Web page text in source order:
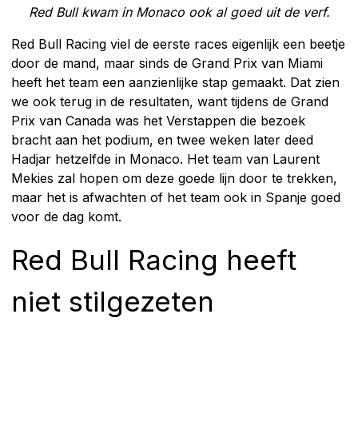
Red Bull kwam in Monaco ook al goed uit de verf.
Red Bull Racing viel de eerste races eigenlijk een beetje
door de mand, maar sinds de Grand Prix van Miami
heeft het team een aanzienlijke stap gemaakt. Dat zien
we ook terug in de resultaten, want tijdens de Grand
Prix van Canada was het Verstappen die bezoek
bracht aan het podium, en twee weken later deed
Hadjar hetzelfde in Monaco. Het team van Laurent
Mekies zal hopen om deze goede lijn door te trekken,
maar het is afwachten of het team ook in Spanje goed
voor de dag komt.
Red Bull Racing heeft
niet stilgezeten